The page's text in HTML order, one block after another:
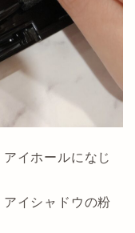
イホールになじ
イシャドウの粉